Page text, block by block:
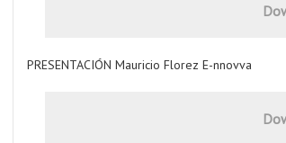
PRESENTACIÓN Mauricio Florez E-nnovva